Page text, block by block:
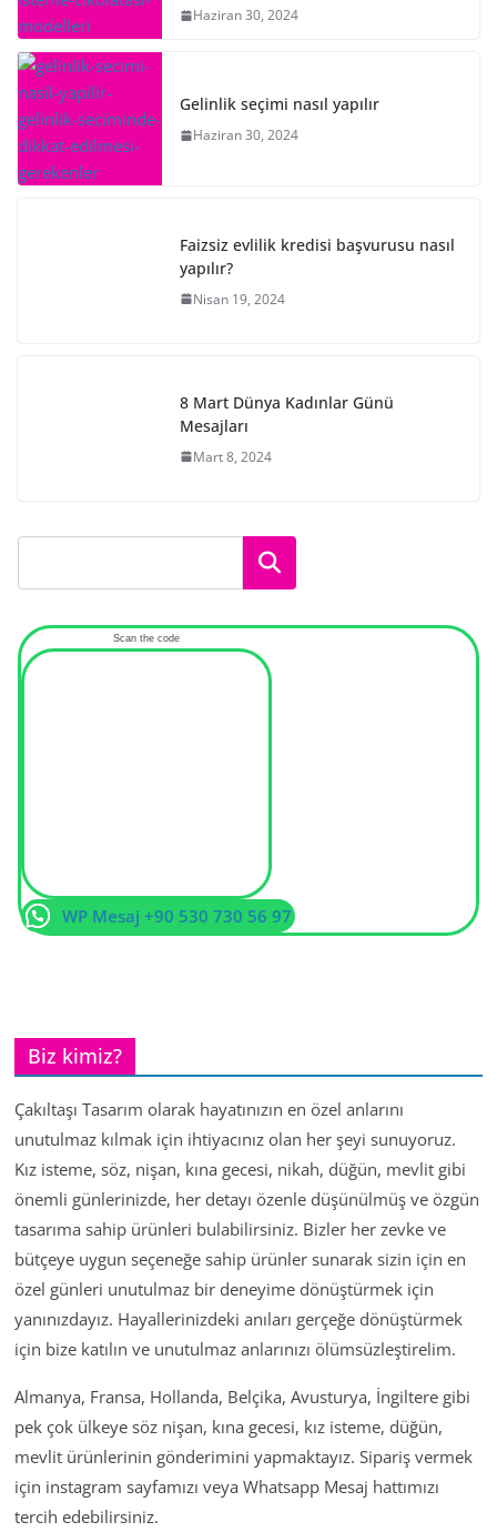
Haziran 30, 2024
Gelinlik seçimi nasıl yapılır
Haziran 30, 2024
Faizsiz evlilik kredisi başvurusu nasıl
yapılır?
Nisan 19, 2024
8 Mart Dünya Kadınlar Günü
Mesajları
Mart 8, 2024
Ara
Scan the code
WP Mesaj +90 530 730 56 97
Biz kimiz?
Çakıltaşı Tasarım olarak hayatınızın en özel anlarını
unutulmaz kılmak için ihtiyacınız olan her şeyi sunuyoruz.
Kız isteme, söz, nişan, kına gecesi, nikah, düğün, mevlit gibi
önemli günlerinizde, her detayı özenle düşünülmüş ve özgün
tasarıma sahip ürünleri bulabilirsiniz. Bizler her zevke ve
bütçeye uygun seçeneğe sahip ürünler sunarak sizin için en
özel günleri unutulmaz bir deneyime dönüştürmek için
yanınızdayız. Hayallerinizdeki anıları gerçeğe dönüştürmek
için bize katılın ve unutulmaz anlarınızı ölümsüzleştirelim.
Almanya, Fransa, Hollanda, Belçika, Avusturya, İngiltere gibi
pek çok ülkeye söz nişan, kına gecesi, kız isteme, düğün,
mevlit ürünlerinin gönderimini yapmaktayız. Sipariş vermek
için instagram sayfamızı veya Whatsapp Mesaj hattımızı
tercih edebilirsiniz.